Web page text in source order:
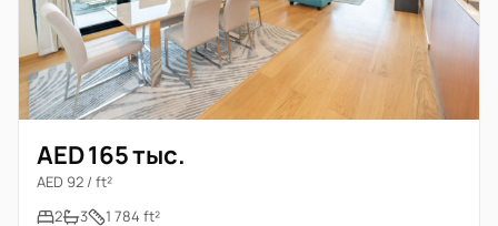
AED 165 тыс.
AED 92 / ft²
2
3 1 784 ft²